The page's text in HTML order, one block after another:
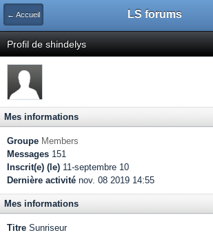
← Accueil LS forums
Profil de shindelys
Mes informations
Groupe Members
Messages 151
Inscrit(e) (le) 11-septembre 10
Dernière activité nov. 08 2019 14:55
Mes informations
Titre Sunriseur